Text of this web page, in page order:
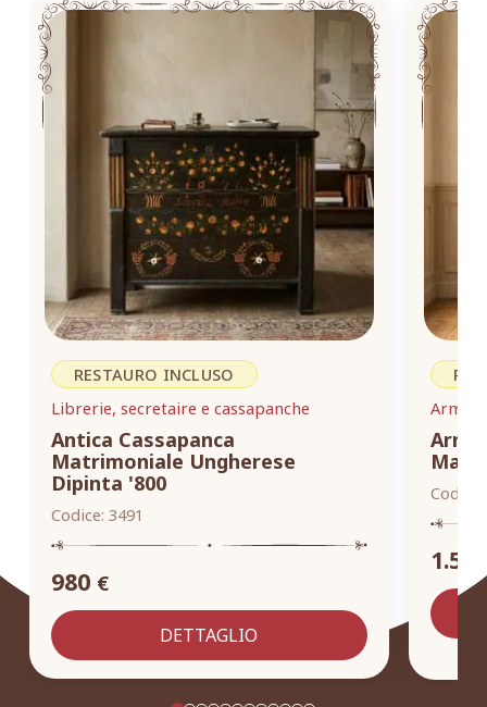
RESTAURO INCLUSO
Librerie, secretaire e cassapanche
Antica Cassapanca
Matrimoniale Ungherese
Dipinta '800
Codice: 3491
980 €
DETTAGLIO
Codice: